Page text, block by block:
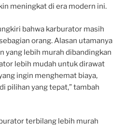
meningkat di era modern ini.
bahwa karburator masih
orang. Alasan utamanya
yang lebih murah dibandingkan
lebih mudah untuk dirawat
ingin menghemat biaya,
pilihan yang tepat,” tambah
terbilang lebih murah